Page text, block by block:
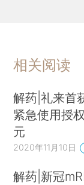
相关阅读
解药|礼来首
紧急使用授
元
2020年11月10日
解药|新冠